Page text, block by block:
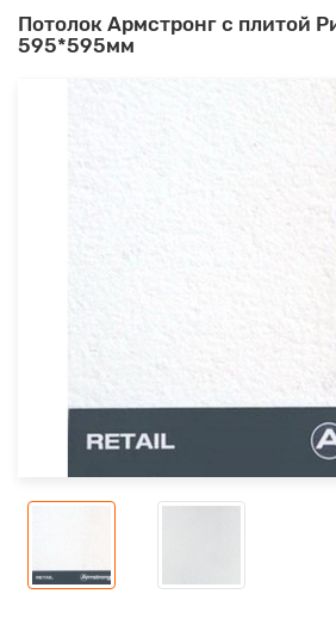
Потолок Армстронг с плитой
595*595мм